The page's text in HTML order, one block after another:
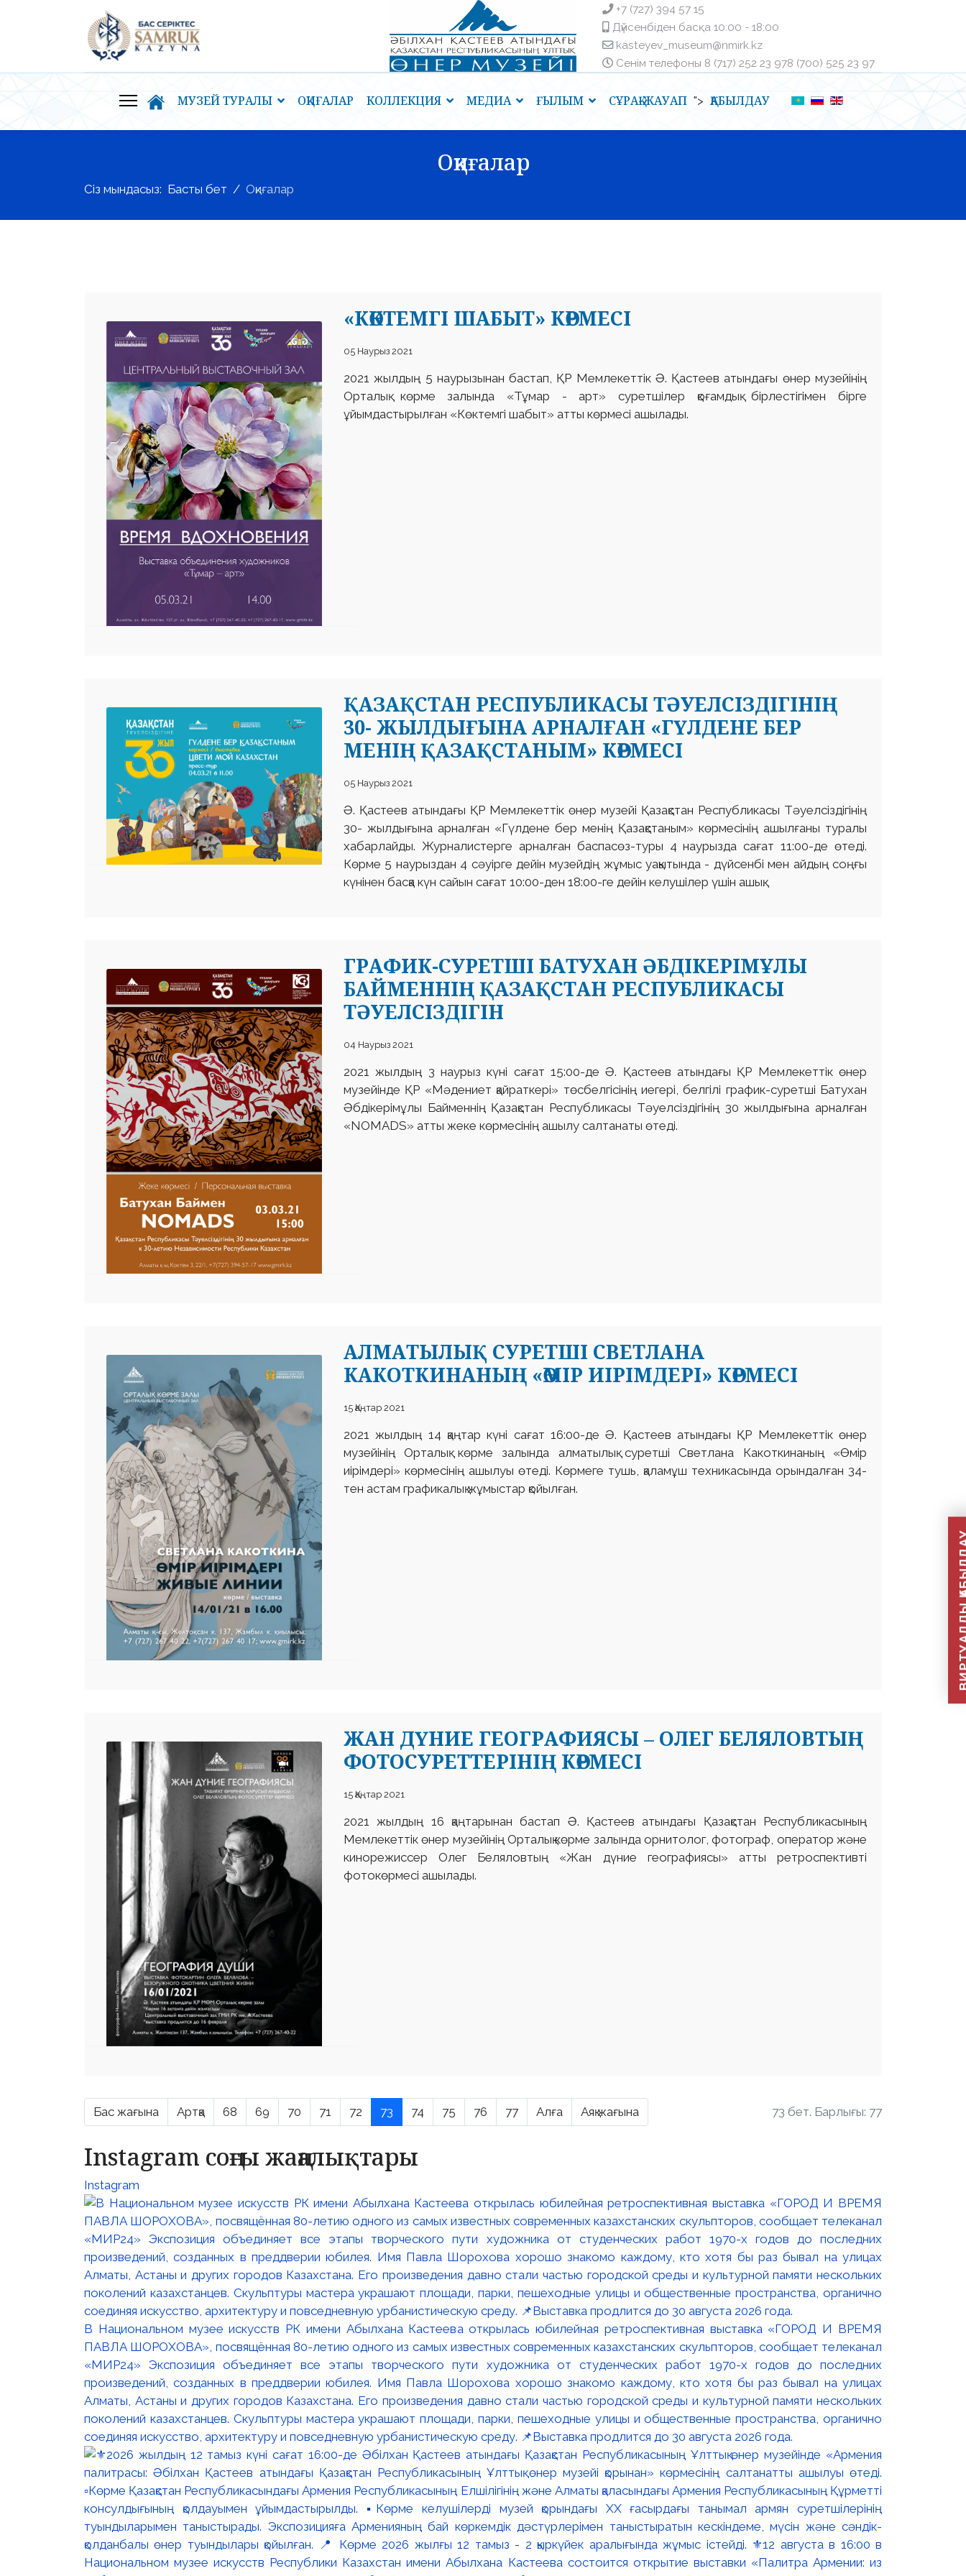
+7 (727) 394 57 15
Дүйсенбіден басқа ㅤ10:00 - 18:00
kasteyev_museum@nmirk.kz
Сенім телефоныㅤ 8 (717) 252 23 97ㅤ8 (700) 525 23 97
МУЗЕЙ ТУРАЛЫ ОҚИҒАЛАР КОЛЛЕКЦИЯ МЕДИА ҒЫЛЫМ СҰРАҚ-ЖАУАП "> ҚАБЫЛДАУ
Оқиғалар
Сіз мындасыз: Басты бет Оқиғалар
«КӨКТЕМГІ ШАБЫТ» КӨРМЕСІ
05 Наурыз 2021
2021 жылдың 5 наурызынан бастап, ҚР Мемлекеттік Ә. Қастеев атындағы өнер музейінің
Орталық көрме залында «Тұмар - aрт» суретшілер қоғамдық бірлестігімен бірге
ұйымдастырылған «Көктемгі шабыт» атты көрмесі ашылады.
ҚАЗАҚСТАН РЕСПУБЛИКАСЫ ТӘУЕЛСІЗДІГІНІҢ
30- ЖЫЛДЫҒЫНА АРНАЛҒАН «ГҮЛДЕНЕ БЕР
МЕНІҢ ҚАЗАҚСТАНЫМ» КӨРМЕСІ
05 Наурыз 2021
Ә. Қастеев атындағы ҚР Мемлекеттік өнер музейі Қазақстан Республикасы Тәуелсіздігінің
30- жылдығына арналған «Гүлдене бер менің Қазақстаным» көрмесінің ашылғаны туралы
хабарлайды. Журналистерге арналған баспасөз-туры 4 наурызда сағат 11:00-де өтеді.
Көрме 5 наурыздан 4 сәуірге дейін музейдің жұмыс уақытында - дүйсенбі мен айдың соңғы
күнінен басқа күн сайын сағат 10:00-ден 18:00-ге дейін келушілер үшін ашық.
ГРАФИК-СУРЕТШІ БАТУХАН ӘБДІКЕРІМҰЛЫ
БАЙМЕННІҢ ҚАЗАҚСТАН РЕСПУБЛИКАСЫ
ТӘУЕЛСІЗДІГІН
04 Наурыз 2021
2021 жылдың 3 наурыз күні сағат 15:00-де Ә. Қастеев атындағы ҚР Мемлекеттік өнер
музейінде ҚР «Мәдениет қайраткері» төсбелгісінің иегері, белгілі график-суретші Батухан
Әбдікерімұлы Байменнің Қазақстан Республикасы Тәуелсіздігінің 30 жылдығына арналған
«NOMADS» атты жеке көрмесінің ашылу салтанаты өтеді.
АЛМАТЫЛЫҚ СУРЕТШІ СВЕТЛАНА
КАКОТКИНАНЫҢ «ӨМІР ИІРІМДЕРІ» КӨРМЕСІ
15 Қаңтар 2021
2021 жылдың 14 қаңтар күні сағат 16:00-де Ә. Қастеев атындағы ҚР Мемлекеттік өнер
музейінің Орталық көрме залында алматылық суретші Светлана Какоткинаның «Өмір
иірімдері» көрмесінің ашылуы өтеді. Көрмеге тушь, қаламұш техникасында орындалған 34-
тен астам графикалық жұмыстар қойылған.
ЖАН ДҮНИЕ ГЕОГРАФИЯСЫ – ОЛЕГ БЕЛЯЛОВТЫҢ
ФОТОСУРЕТТЕРІНІҢ КӨРМЕСІ
15 Қаңтар 2021
2021 жылдың 16 қаңтарынан бастап Ә. Қастеев атындағы Қазақстан Республикасының
Мемлекеттік өнер музейінің Орталық көрме залында орнитолог, фотограф, оператор және
кинорежиссер Олег Беляловтың «Жан дүние географиясы» атты ретроспективті
фотокөрмесі ашылады.
Бас жағына Артқа 68 69 70 71 72 73 74 75 76 77 Алға Аяқ жағына 73 бет. Барлығы: 77
Instagram соңғы жаңалықтары
Instagram
В Национальном музее искусств РК имени Абылхана Кастеева открылась юбилейная ретроспективная выставка «ГОРОД И ВРЕМЯ
ПАВЛА ШОРОХОВА», посвящённая 80-летию одного из самых известных современных казахстанских скульпторов, сообщает телеканал
«МИР24» Экспозиция объединяет все этапы творческого пути художника от студенческих работ 1970-х годов до последних
произведений, созданных в преддверии юбилея. Имя Павла Шорохова хорошо знакомо каждому, кто хотя бы раз бывал на улицах
Алматы, Астаны и других городов Казахстана. Его произведения давно стали частью городской среды и культурной памяти нескольких
поколений казахстанцев. Скульптуры мастера украшают площади, парки, пешеходные улицы и общественные пространства, органично
соединяя искусство, архитектуру и повседневную урбанистическую среду. 📌Выставка продлится до 30 августа 2026 года.